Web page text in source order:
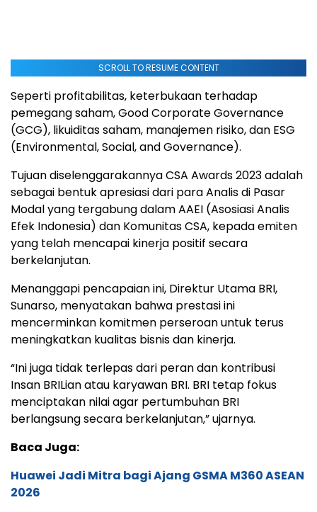
SCROLL TO RESUME CONTENT
Seperti profitabilitas, keterbukaan terhadap
pemegang saham, Good Corporate Governance
(GCG), likuiditas saham, manajemen risiko, dan ESG
(Environmental, Social, and Governance).
Tujuan diselenggarakannya CSA Awards 2023 adalah
sebagai bentuk apresiasi dari para Analis di Pasar
Modal yang tergabung dalam AAEI (Asosiasi Analis
Efek Indonesia) dan Komunitas CSA, kepada emiten
yang telah mencapai kinerja positif secara
berkelanjutan.
Menanggapi pencapaian ini, Direktur Utama BRI,
Sunarso, menyatakan bahwa prestasi ini
mencerminkan komitmen perseroan untuk terus
meningkatkan kualitas bisnis dan kinerja.
“Ini juga tidak terlepas dari peran dan kontribusi
Insan BRILian atau karyawan BRI. BRI tetap fokus
menciptakan nilai agar pertumbuhan BRI
berlangsung secara berkelanjutan,” ujarnya.
Baca Juga:
Huawei Jadi Mitra bagi Ajang GSMA M360 ASEAN
2026